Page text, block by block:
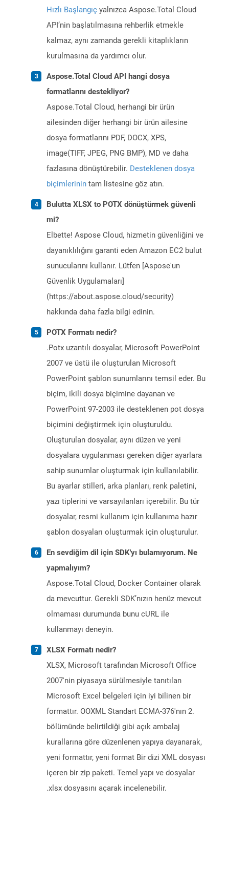
Hızlı Başlangıç yalnızca Aspose.Total Cloud
API’nin başlatılmasına rehberlik etmekle
kalmaz, aynı zamanda gerekli kitaplıkların
kurulmasına da yardımcı olur.
Aspose.Total Cloud API hangi dosya
formatlarını destekliyor?
Aspose.Total Cloud, herhangi bir ürün
ailesinden diğer herhangi bir ürün ailesine
dosya formatlarını PDF, DOCX, XPS,
image(TIFF, JPEG, PNG BMP), MD ve daha
fazlasına dönüştürebilir. Desteklenen dosya
biçimlerinin tam listesine göz atın.
Bulutta XLSX to POTX dönüştürmek güvenli
mi?
Elbette! Aspose Cloud, hizmetin güvenliğini ve
dayanıklılığını garanti eden Amazon EC2 bulut
sunucularını kullanır. Lütfen [Aspose'un
Güvenlik Uygulamaları]
(https://about.aspose.cloud/security)
hakkında daha fazla bilgi edinin.
POTX Formatı nedir?
.Potx uzantılı dosyalar, Microsoft PowerPoint
2007 ve üstü ile oluşturulan Microsoft
PowerPoint şablon sunumlarını temsil eder. Bu
biçim, ikili dosya biçimine dayanan ve
PowerPoint 97-2003 ile desteklenen pot dosya
biçimini değiştirmek için oluşturuldu.
Oluşturulan dosyalar, aynı düzen ve yeni
dosyalara uygulanması gereken diğer ayarlara
sahip sunumlar oluşturmak için kullanılabilir.
Bu ayarlar stilleri, arka planları, renk paletini,
yazı tiplerini ve varsayılanları içerebilir. Bu tür
dosyalar, resmi kullanım için kullanıma hazır
şablon dosyaları oluşturmak için oluşturulur.
En sevdiğim dil için SDK'yı bulamıyorum. Ne
yapmalıyım?
Aspose.Total Cloud, Docker Container olarak
da mevcuttur. Gerekli SDK’nızın henüz mevcut
olmaması durumunda bunu cURL ile
kullanmayı deneyin.
XLSX Formatı nedir?
XLSX, Microsoft tarafından Microsoft Office
2007'nin piyasaya sürülmesiyle tanıtılan
Microsoft Excel belgeleri için iyi bilinen bir
formattır. OOXML Standart ECMA-376'nın 2.
bölümünde belirtildiği gibi açık ambalaj
kurallarına göre düzenlenen yapıya dayanarak,
yeni formattır, yeni format Bir dizi XML dosyası
içeren bir zip paketi. Temel yapı ve dosyalar
.xlsx dosyasını açarak incelenebilir.